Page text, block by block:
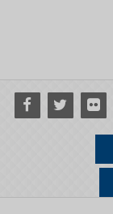
Facebook
Twitter Flickr